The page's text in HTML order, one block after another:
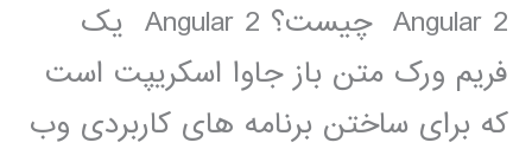
Angular 2 چیست؟ Angular 2 یک
فریم ورک متن باز جاوا اسکریپت است
که برای ساختن برنامه های کاربردی وب